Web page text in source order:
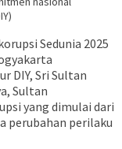
Sedunia 2025
DIY, Sri Sultan
Sultan
yang dimulai dari
perubahan perilaku